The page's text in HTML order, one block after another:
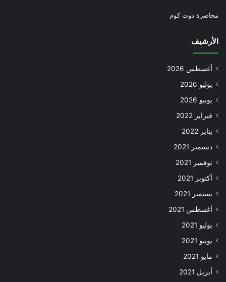
محاضرة دوت كوم
الأرشيف
أغسطس 2026
يوليو 2026
يونيو 2026
فبراير 2022
يناير 2022
ديسمبر 2021
نوفمبر 2021
أكتوبر 2021
سبتمبر 2021
أغسطس 2021
يوليو 2021
يونيو 2021
مايو 2021
أبريل 2021